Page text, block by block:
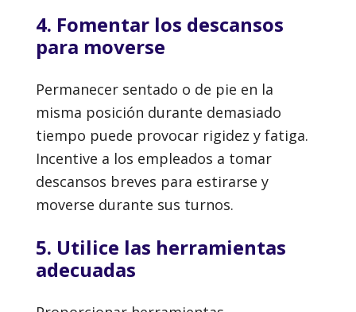
4. Fomentar los descansos
para moverse
Permanecer sentado o de pie en la
misma posición durante demasiado
tiempo puede provocar rigidez y fatiga.
Incentive a los empleados a tomar
descansos breves para estirarse y
moverse durante sus turnos.
5. Utilice las herramientas
adecuadas